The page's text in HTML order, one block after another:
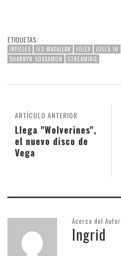
ETIQUETAS:
INFIELES JES MACALLAN JOLEX JOLEX 10
SHANNYN SOSSAMON
STREAMING
ARTÍCULO ANTERIOR
Llega "Wolverines",
el nuevo disco de
Vega
Acerca del Autor
Ingrid